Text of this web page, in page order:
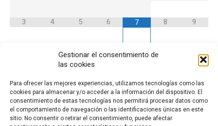
Gestionar el consentimiento de
las cookies
Para ofrecer las mejores experiencias, utilizamos tecnologías como las
cookies para almacenar y/o acceder a la información del dispositivo. El
consentimiento de estas tecnologías nos permitirá procesar datos como
el comportamiento de navegación o las identificaciones únicas en este
sitio. No consentir o retirar el consentimiento, puede afectar
3 4 5 6 7 8 9
24 25 26 27 28 29 30